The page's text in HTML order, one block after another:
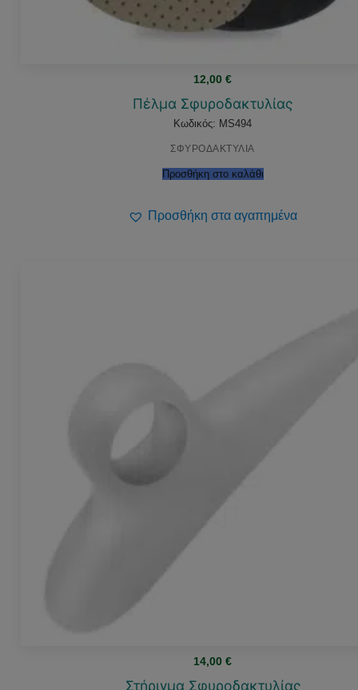
12,00 €
Πέλμα Σφυροδακτυλίας
Κωδικός: MS494
ΣΦΥΡΟΔΑΚΤΥΛΙΑ
Προσθήκη στο καλάθι
Προσθήκη στα αγαπημένα
14,00 €
Στήριγμα Σφυροδακτυλίας